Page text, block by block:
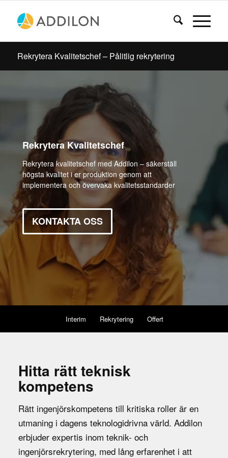
Rekrytera Kvalitetschef – Pålitlig rekrytering
Rekrytera Kvalitetschef
Rekrytera kvalitetschef med Addilon – säkerställ
högsta kvalitet i er produktion genom att
implementera och övervaka kvalitetsstandarder
KONTAKTA OSS
Interim Rekrytering Offert
Hitta rätt teknisk
kompetens
Rätt ingenjörskompetens till kritiska roller är en
utmaning i dagens teknologidrivna värld. Addilon
erbjuder expertis inom teknik- och
ingenjörsrekrytering, med lång erfarenhet i att